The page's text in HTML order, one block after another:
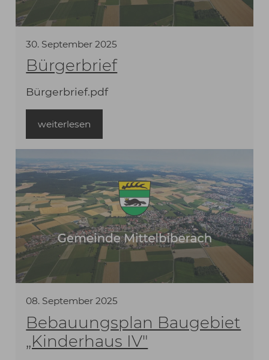
30. September 2025
Bürgerbrief
Bürgerbrief.pdf
weiterlesen
08. September 2025
Bebauungsplan Baugebiet
„Kinderhaus IV"